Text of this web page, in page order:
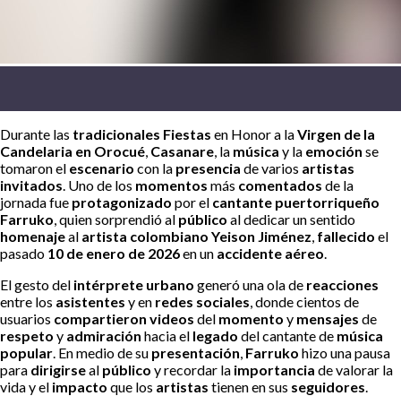
Durante las tradicionales Fiestas en Honor a laVirgen de la
Candelaria en Orocué, Casanare, la música y la emoción se
tomaron el escenario con la presencia de varios artistas
invitados. Uno de los momentos más comentados de la
jornada fue protagonizado por el cantante puertorriqueño
Farruko, quien sorprendió al público al dedicar un sentido
homenajeal artista colombiano Yeison Jiménez, fallecido el
pasado 10 de enero de 2026en un accidente aéreo.
El gesto del intérprete urbano generó una ola de reacciones
entre los asistentes y en redes sociales, donde cientos de
usuarios compartieron videos del momento y mensajes de
respeto y admiración hacia el legado del cantante de música
popular. En medio de su presentación, Farruko hizo una pausa
para dirigirseal público y recordar la importancia de valorar la
vida y el impacto que los artistas tienen en sus seguidores.